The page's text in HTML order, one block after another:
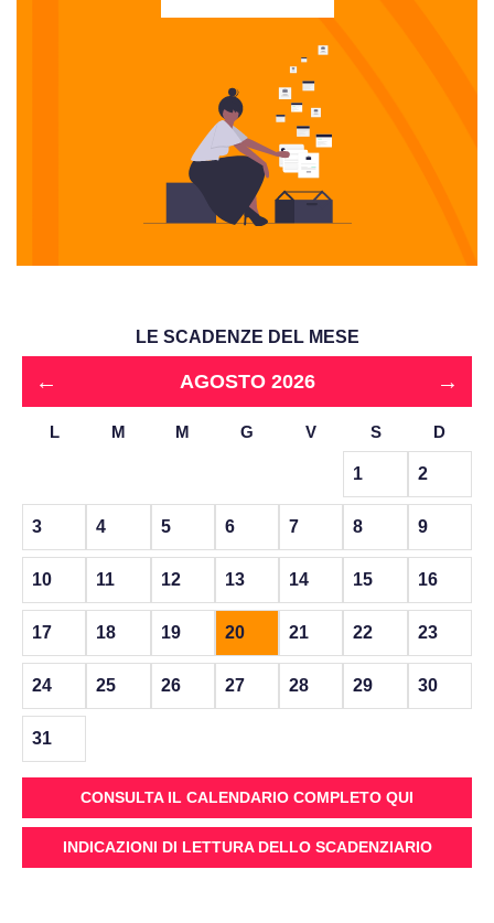
LE SCADENZE DEL MESE
← AGOSTO 2026 →
L M M G V S D
1 2
3 4 5 6 7 8 9
10 11 12 13 14 15 16
17 18 19 20 21 22 23
24 25 26 27 28 29 30
31
CONSULTA IL CALENDARIO COMPLETO QUI
INDICAZIONI DI LETTURA DELLO SCADENZIARIO